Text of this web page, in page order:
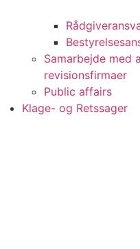
Samarbejde med
revisionsfirmaer
Public affairs
Klage- og Retssager